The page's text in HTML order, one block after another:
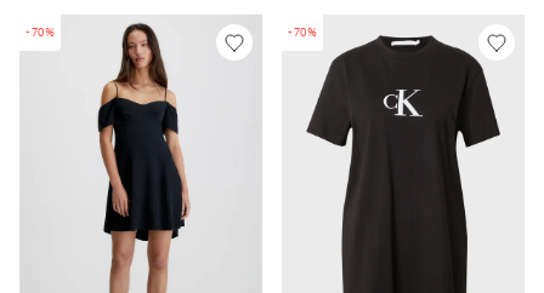
-70% -70%